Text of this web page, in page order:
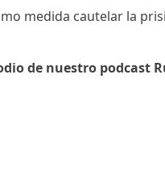
medida cautelar la
de nuestro podcast